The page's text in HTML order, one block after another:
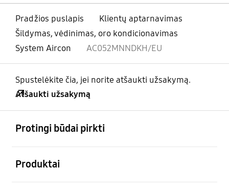
Pradžios puslapis
Klientų aptarnavimas
Šildymas, vėdinimas, oro kondicionavimas
System Aircon
AC052MNNDKH/EU
Spustelėkite čia, jei norite atšaukti užsakymą.
Atšaukti užsakymą
Protingi būdai pirkti
Produktai